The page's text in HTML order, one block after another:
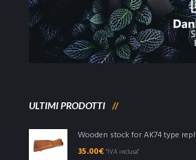
ULTIMI PRODOTTI
Wooden stock for AK74 type
35.00€ "IVA inclusa"